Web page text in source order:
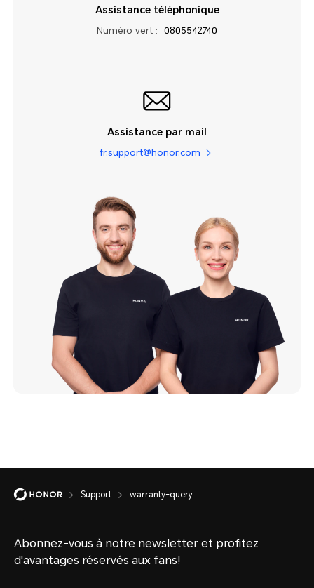
Assistance téléphonique
Numéro vert : 0805542740
Assistance par mail
fr.support@honor.com
Support warranty-query
Abonnez-vous à notre newsletter et profitez
d'avantages réservés aux fans!